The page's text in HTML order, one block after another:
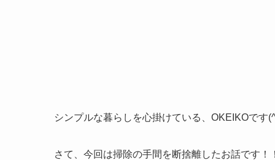
シンプルな暮らしを心掛けている、OKEIKOです
さて、今回は掃除の手間を断捨離したお話です！